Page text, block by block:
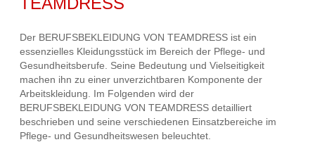
Der BERUFSBEKLEIDUNG VON TEAMDRESS ist ein
essenzielles Kleidungsstück im Bereich der Pflege- und
Gesundheitsberufe. Seine Bedeutung und Vielseitigkeit
machen ihn zu einer unverzichtbaren Komponente der
Arbeitskleidung. Im Folgenden wird der
BERUFSBEKLEIDUNG VON TEAMDRESS detailliert
beschrieben und seine verschiedenen Einsatzbereiche im
Pflege- und Gesundheitswesen beleuchtet.